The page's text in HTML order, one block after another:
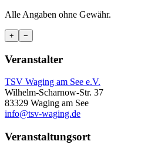
Alle Angaben ohne Gewähr.
+ −
Veranstalter
TSV Waging am See e.V.
Wilhelm-Scharnow-Str. 37
83329 Waging am See
info@tsv-waging.de
Veranstaltungsort